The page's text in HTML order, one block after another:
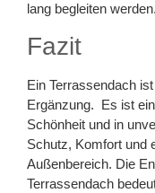
lang begleiten werden.
Fazit
Ein Terrassendach
Ergänzung. Es ist
Schönheit und in
Schutz, Komfort und
Außenbereich. Die
Terrassendach